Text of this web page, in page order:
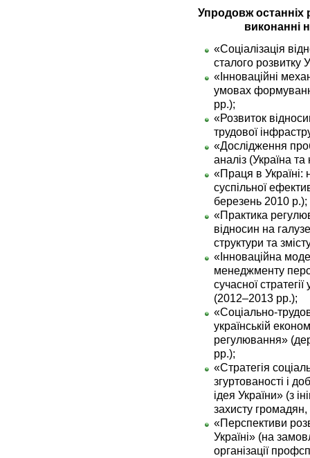
Упродовж останніх
виконанні
«Соціалізація
сталого розвитку
«Інноваційні
умовах
рр.);
«Розвиток
трудової
«Дослідження
аналіз (Україна
«Праця в Україні:
суспільної
березень 2010 р.);
«Практика
відносин на
структури та
«Інноваційна
менеджменту
сучасної
(2012–2013 рр.);
«Соціально-
українській
регулювання»
рр.);
«Стратегія
згуртованості і
ідея України» (з
захисту
«Перспективи
Україні» (на
організації